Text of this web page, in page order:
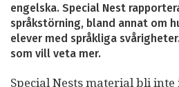
engelska. Special Nest
språkstörning, bland annat om
elever med språkliga
som vill veta mer.
Special Nests material bli